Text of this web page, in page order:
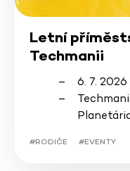
Letní
Techmanii
6. 7.
#RODIČE #EVENTY